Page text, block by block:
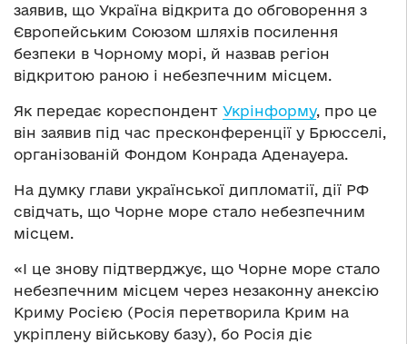
заявив, що Україна відкрита до обговорення з
Європейським Союзом шляхів посилення
безпеки в Чорному морі, й назвав регіон
відкритою раною і небезпечним місцем.
Як передає кореспондент Укрінформу, про це
він заявив під час пресконференції у Брюсселі,
організованій Фондом Конрада Аденауера.
На думку глави української дипломатії, дії РФ
свідчать, що Чорне море стало небезпечним
місцем.
«І це знову підтверджує, що Чорне море стало
небезпечним місцем через незаконну анексію
Криму Росією (Росія перетворила Крим на
укріплену військову базу), бо Росія діє